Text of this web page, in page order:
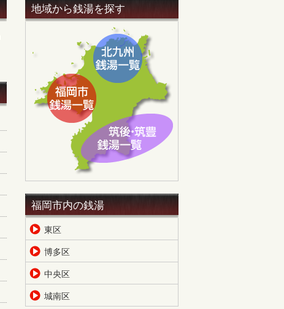
地域から銭湯を探す
福岡市内の銭湯
東区
博多区
中央区
城南区